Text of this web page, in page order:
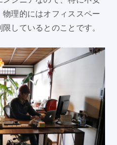
理的にはオフィススペー
しているとのことです。